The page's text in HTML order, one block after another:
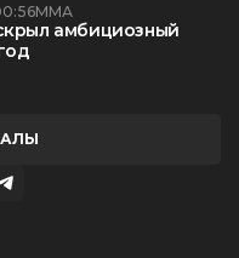
ММА
амбициозный